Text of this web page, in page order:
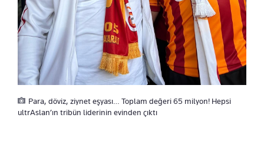
Para, döviz, ziynet eşyası… Toplam değeri 65 milyon! Hepsi
ultrAslan’ın tribün liderinin evinden çıktı